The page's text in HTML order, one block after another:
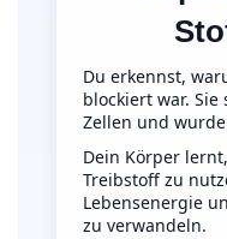
Du erkennst,
blockiert war.
Zellen und
Dein Körper
Treibstoff zu
Lebensenergie
zu verwandeln.